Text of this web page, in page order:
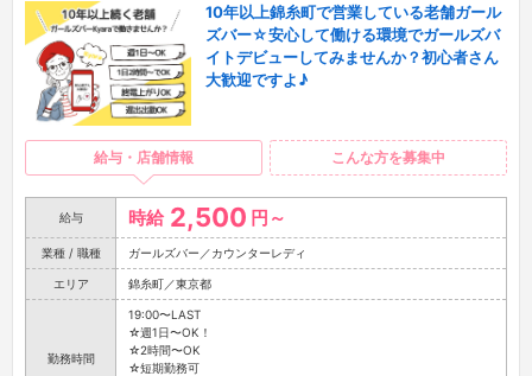
10年以上錦糸町で営業している老舗ガール
ズバー☆安心して働ける環境でガールズバ
イトデビューしてみませんか？初心者さん
大歓迎ですよ♪
給与・店舗情報 こんな方を募集中
給与 時給 2,500 円～
業種 / 職種 ガールズバー／カウンターレディ
エリア 錦糸町／東京都
勤務時間
19:00〜LAST
☆週1日〜OK！
☆2時間〜OK
☆短期勤務可